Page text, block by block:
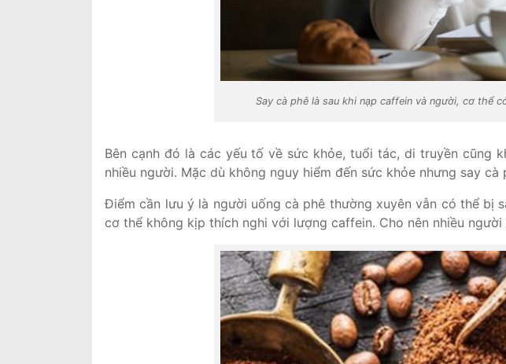
Say cà phê là sau khi nạp caffein và người, cơ thể
Bên cạnh đó là các yếu tố về sức khỏe, tuổi tác, di truyền cũng
nhiều người. Mặc dù không nguy hiểm đến sức khỏe nhưng say
Điểm cần lưu ý là người uống cà phê thường xuyên vẫn có thể bị
cơ thể không kịp thích nghi với lượng caffein. Cho nên nhiều